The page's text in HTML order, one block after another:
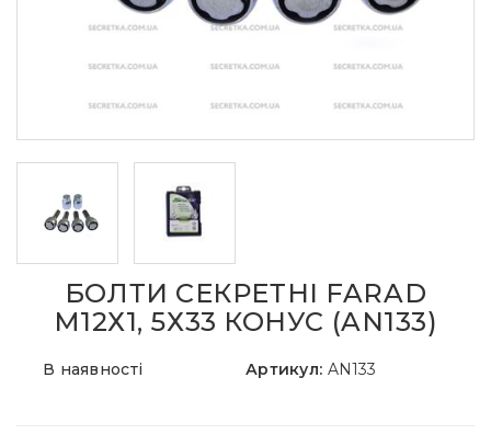
БОЛТИ СЕКРЕТНІ FARAD
М12Х1, 5Х33 КОНУС (AN133)
В наявності Артикул: AN133